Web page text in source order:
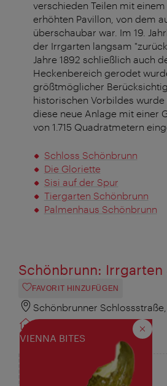
verschieden Teilen mit einem
erhöhten Pavillon, von dem
überschaubar war. Im 19.
der Irrgarten langsam
Jahre 1892 schließlich auch
Heckenbereich gerodet
größtmöglicher
historischen Vorbildes
diese neue Anlage mit einer
von 1.715 Quadratmetern
Schloss Schönbrunn
Die Gloriette
Sisi auf der Spur
Tiergarten Schönbrunn
Palmenhaus Schönbrunn
Schönbrunn: Irrgarten
FAVORIT HINZUFÜGEN
Schönbrunner Schlossstraße,
+43 1 811 132 39
Öffnungszeiten
VIENNA BITES